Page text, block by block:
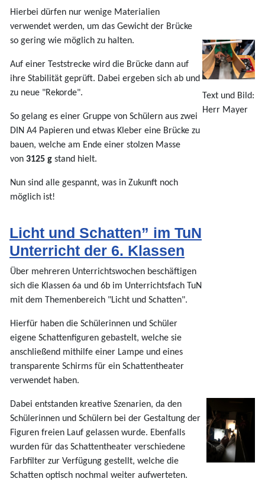
Hierbei dürfen nur wenige Materialien
verwendet werden, um das Gewicht der Brücke
so gering wie möglich zu halten.
Auf einer Teststrecke wird die Brücke dann auf
ihre Stabilität geprüft. Dabei ergeben sich ab und
zu neue "Rekorde".
So gelang es einer Gruppe von Schülern aus zwei
DIN A4 Papieren und etwas Kleber eine Brücke zu
bauen, welche am Ende einer stolzen Masse
von 3125 g stand hielt.
Nun sind alle gespannt, was in Zukunft noch
möglich ist!
Text und Bild:
Herr Mayer
Licht und Schatten” im TuN
Unterricht der 6. Klassen
Über mehreren Unterrichtswochen beschäftigen
sich die Klassen 6a und 6b im Unterrichtsfach TuN
mit dem Themenbereich "Licht und Schatten".
Hierfür haben die Schülerinnen und Schüler
eigene Schattenfiguren gebastelt, welche sie
anschließend mithilfe einer Lampe und eines
transparente Schirms für ein Schattentheater
verwendet haben.
Dabei entstanden kreative Szenarien, da den
Schülerinnen und Schülern bei der Gestaltung der
Figuren freien Lauf gelassen wurde. Ebenfalls
wurden für das Schattentheater verschiedene
Farbfilter zur Verfügung gestellt, welche die
Schatten optisch nochmal weiter aufwerteten.